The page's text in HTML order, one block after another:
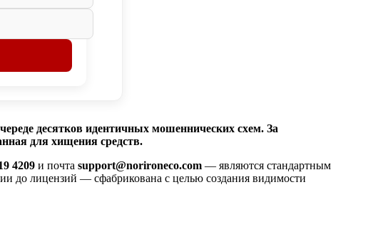
десятков идентичных мошеннических схем. За
для хищения средств.
4209 и почта support@norironeco.com — являются стандартным
до лицензий — сфабрикована с целью создания видимости